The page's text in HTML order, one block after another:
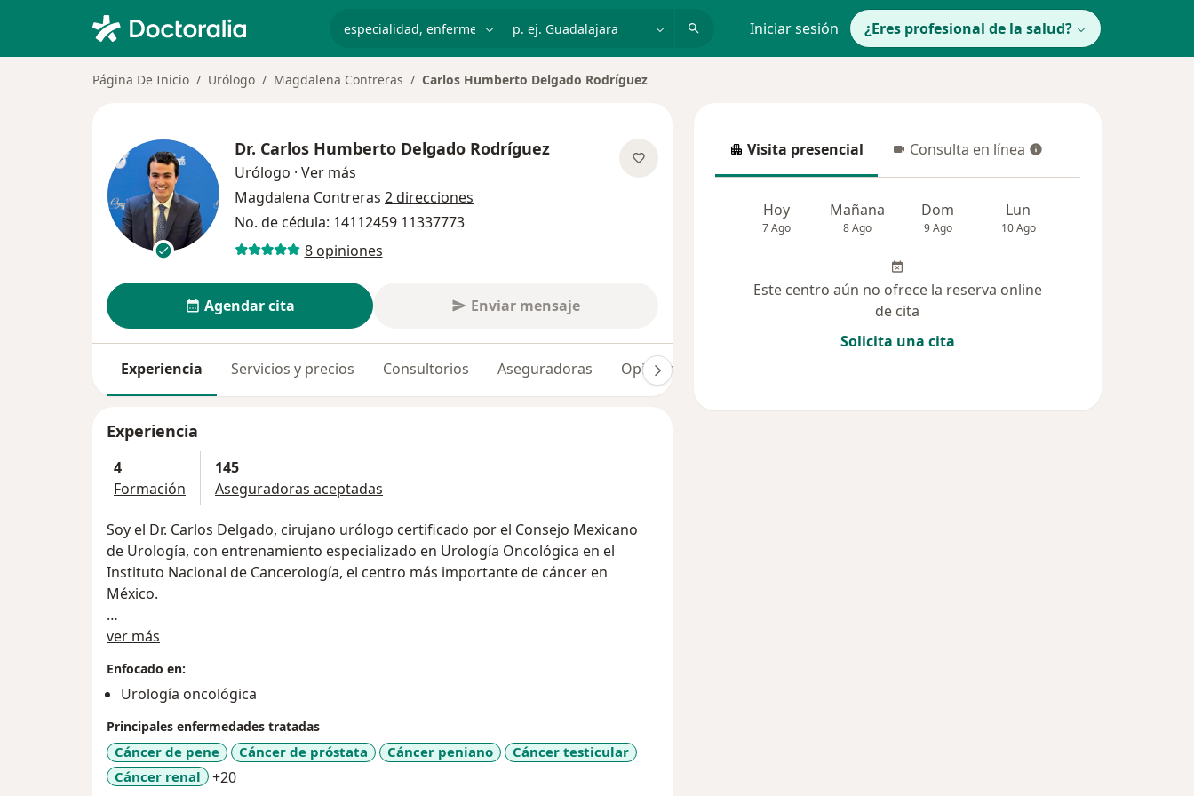
Iniciar sesión ¿Eres profesional de la salud?
Página De Inicio Urólogo Magdalena Contreras Carlos Humberto Delgado Rodríguez
Dr. Carlos Humberto Delgado Rodríguez
Urólogo · Ver más
Magdalena Contreras 2 direcciones
No. de cédula: 14112459 11337773
8 opiniones
Agendar cita Enviar mensaje
Experiencia Servicios y precios Consultorios Aseguradoras Opiniones (8)
Experiencia
4
Formación
145
Aseguradoras aceptadas
Soy el Dr. Carlos Delgado, cirujano urólogo certificado por el Consejo Mexicano
de Urología, con entrenamiento especializado en Urología Oncológica en el
Instituto Nacional de Cancerología, el centro más importante de cáncer en
México.
Soy miembro de la Sociedad Mexicana de Urología, la American Urological
Cuento con amplia experiencia en el diagnóstico y tratamiento de enfermedades
urológicas. Mi objetivo es ofrecer atención integral y personalizada, utilizando
tecnología de vanguardia y los tratamientos más avanzados para garantizar el
mejor pronóstico y calidad de vida para mis pacientes.
ver más
Enfocado en:
Urología oncológica
Principales enfermedades tratadas
Cáncer de pene Cáncer de próstata Cáncer peniano
Cáncer testicular
Cáncer renal
+20a11y_sr_more_diseases
Visita presencial
Visita presencial Consulta en línea
Consulta en línea
Hoy
7 Ago
Mañana
8 Ago
Dom
9 Ago
Lun
10 Ago
Este centro aún no ofrece la reserva online
de cita
Solicita una cita